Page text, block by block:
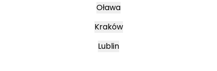
Oława
Kraków
Lublin